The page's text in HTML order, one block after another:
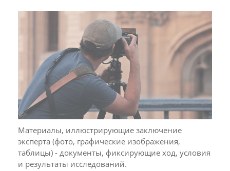
Материалы, иллюстрирующие заключение
эксперта (фото, графические изображения,
таблицы) - документы, фиксирующие ход, условия
и результаты исследований.